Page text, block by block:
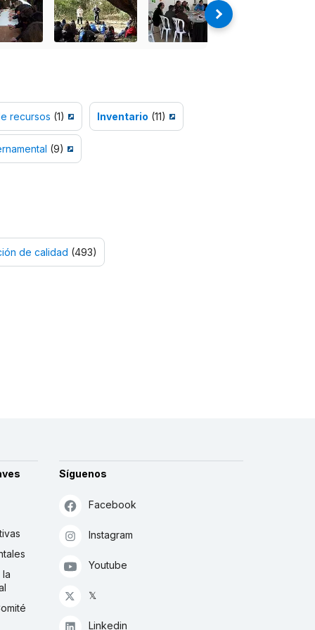
recursos (1) Inventario (11)
(9)
de calidad (493)
Síguenos
Facebook
Instagram
Youtube
𝕏
Linkedin